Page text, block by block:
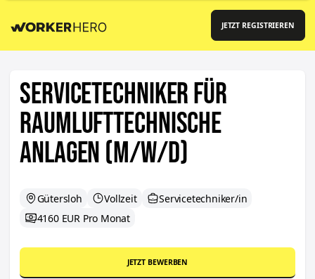
JETZT REGISTRIEREN
Servicetechniker für
Raumlufttechnische
Anlagen (m/w/d)
Gütersloh Vollzeit
Servicetechniker/in
4160 EUR Pro Monat
JETZT BEWERBEN